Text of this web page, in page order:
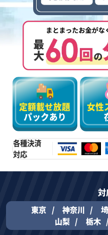
定額載せ放題
パックあり
女性
各種決済
対応
東京 神奈川
山梨
栃木